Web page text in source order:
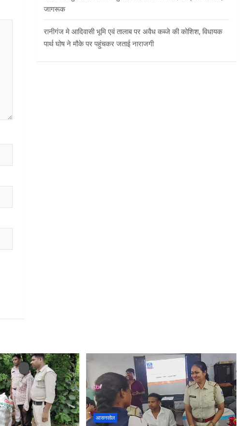
जागरूक
रानीगंज मे आदिवासी भूमि एवं तालाब पर अवैध कब्जे की कोशिश, विधायक
पार्थ घोष ने मौके पर पहुंचकर जताई नाराजगी
आसनसोल